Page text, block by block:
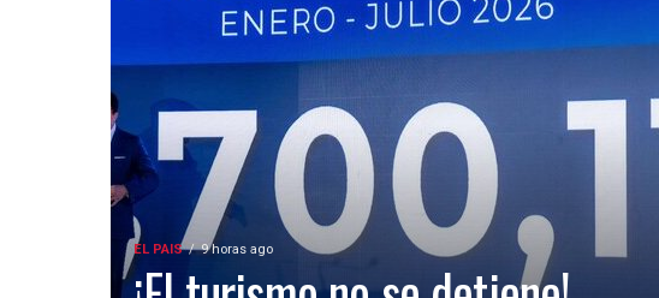
EL PAIS 9 horas ago